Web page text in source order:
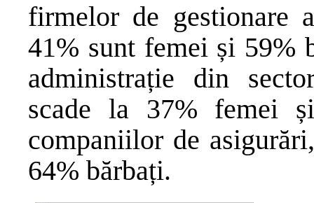
firmelor de gestionare
41% sunt femei și 59%
administrație din
scade la 37% femei
companiilor de
64% bărbați.